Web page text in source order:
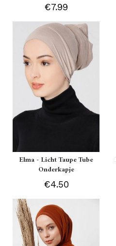
€7.99
Elma - Licht Taupe Tube
Onderkapje
€4.50